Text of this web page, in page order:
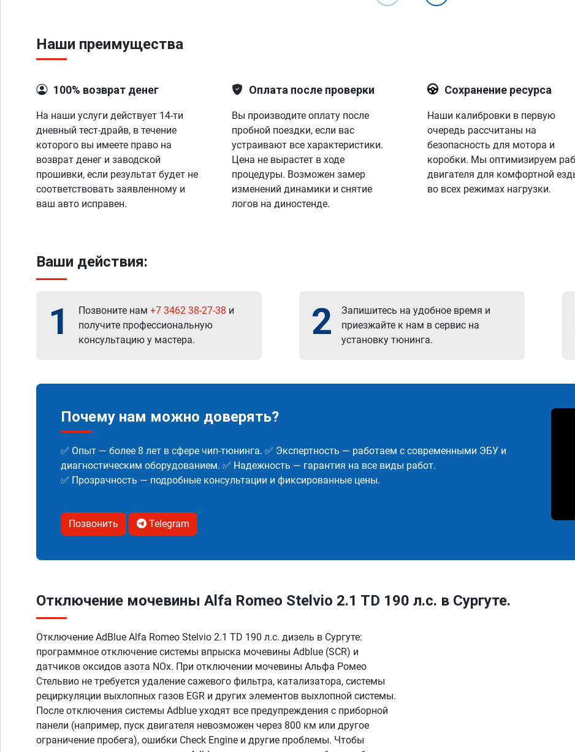
Наши преимущества
100% возврат денег
На наши услуги действует 14-ти
дневный тест-драйв, в течение
которого вы имеете право на
возврат денег и заводской
прошивки, если результат будет не
соответствовать заявленному и
ваш авто исправен.
Оплата после проверки
Вы производите оплату после
пробной поездки, если вас
устраивают все характеристики.
Цена не вырастет в ходе
процедуры. Возможен замер
изменений динамики и снятие
логов на диностенде.
Сохранение ресурса
Наши калибровки в первую
очередь рассчитаны на
безопасность для мотора и
коробки. Мы оптимизируем
двигателя для комфортной
во всех режимах нагрузки.
Ваши действия:
1 Позвоните нам +7 3462 38-27-38 и
получите профессиональную
консультацию у мастера.
2
Запишитесь на удобное время и
приезжайте к нам в сервис на
установку тюнинга.
Почему нам можно доверять?
✅ Опыт — более 8 лет в сфере чип-тюнинга. ✅ Экспертность — работаем с современными ЭБУ и
диагностическим оборудованием. ✅ Надежность — гарантия на все виды работ.
✅ Прозрачность — подробные консультации и фиксированные цены.
Позвонить Telegram
Отключение мочевины Alfa Romeo Stelvio 2.1 TD 190 л.с. в Сургуте.
Отключение AdBlue Alfa Romeo Stelvio 2.1 TD 190 л.с. дизель в Сургуте:
программное отключение системы впрыска мочевины Adblue (SCR) и
датчиков оксидов азота NOx. При отключении мочевины Альфа Ромео
Стельвио не требуется удаление сажевого фильтра, катализатора, системы
рециркуляции выхлопных газов EGR и других элементов выхлопной системы.
После отключения системы Adblue уходят все предупреждения с приборной
панели (например, пуск двигателя невозможен через 800 км или другое
ограничение пробега), ошибки Check Engine и другие проблемы. Чтобы